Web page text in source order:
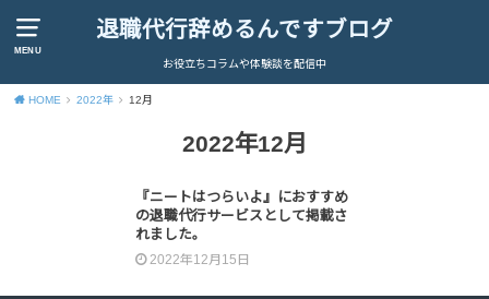
MENU
退職代行辞めるんですブログ
お役立ちコラムや体験談を配信中
HOME 2022年 12月
2022年12月
『ニートはつらいよ』におすすめ
の退職代行サービスとして掲載さ
れました。
2022年12月15日